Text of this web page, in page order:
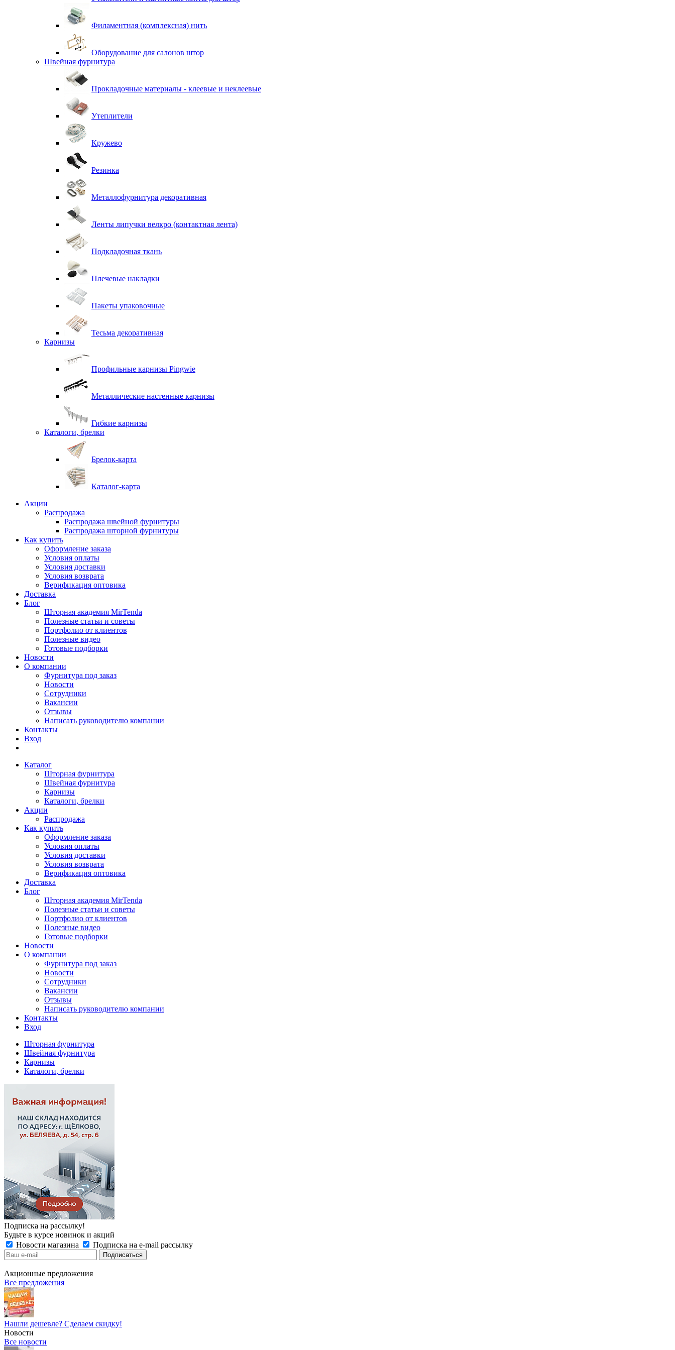
Филаментная (комплексная) нить
Оборудование для салонов штор
Швейная фурнитура
Прокладочные материалы - клеевые и неклеевые
Утеплители
Кружево
Резинка
Металлофурнитура декоративная
Ленты липучки велкро (контактная лента)
Подкладочная ткань
Плечевые накладки
Пакеты упаковочные
Тесьма декоративная
Карнизы
Профильные карнизы Pingwie
Металлические настенные карнизы
Гибкие карнизы
Каталоги, брелки
Брелок-карта
Каталог-карта
Акции
Распродажа
Распродажа швейной фурнитуры
Распродажа шторной фурнитуры
Как купить
Оформление заказа
Условия оплаты
Условия доставки
Условия возврата
Верификация оптовика
Доставка
Блог
Шторная академия MirTenda
Полезные статьи и советы
Портфолио от клиентов
Полезные видео
Готовые подборки
Новости
О компании
Фурнитура под заказ
Новости
Сотрудники
Вакансии
Отзывы
Написать руководителю компании
Контакты
Вход
Каталог
Шторная фурнитура
Швейная фурнитура
Карнизы
Каталоги, брелки
Акции
Распродажа
Как купить
Оформление заказа
Условия оплаты
Условия доставки
Условия возврата
Верификация оптовика
Доставка
Блог
Шторная академия MirTenda
Полезные статьи и советы
Портфолио от клиентов
Полезные видео
Готовые подборки
Новости
О компании
Фурнитура под заказ
Новости
Сотрудники
Вакансии
Отзывы
Написать руководителю компании
Контакты
Вход
Шторная фурнитура
Швейная фурнитура
Карнизы
Каталоги, брелки
Подписка на рассылку!
Будьте в курсе новинок и акций
Новости магазина
Подписка на e-mail рассылку
Акционные предложения
Все предложения
Нашли дешевле? Сделаем скидку!
Новости
Все новости